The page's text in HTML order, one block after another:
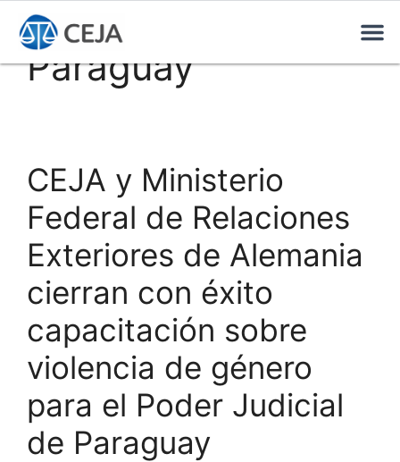
Paraguay
CEJA y Ministerio
Federal de Relaciones
Exteriores de Alemania
cierran con éxito
capacitación sobre
violencia de género
para el Poder Judicial
de Paraguay